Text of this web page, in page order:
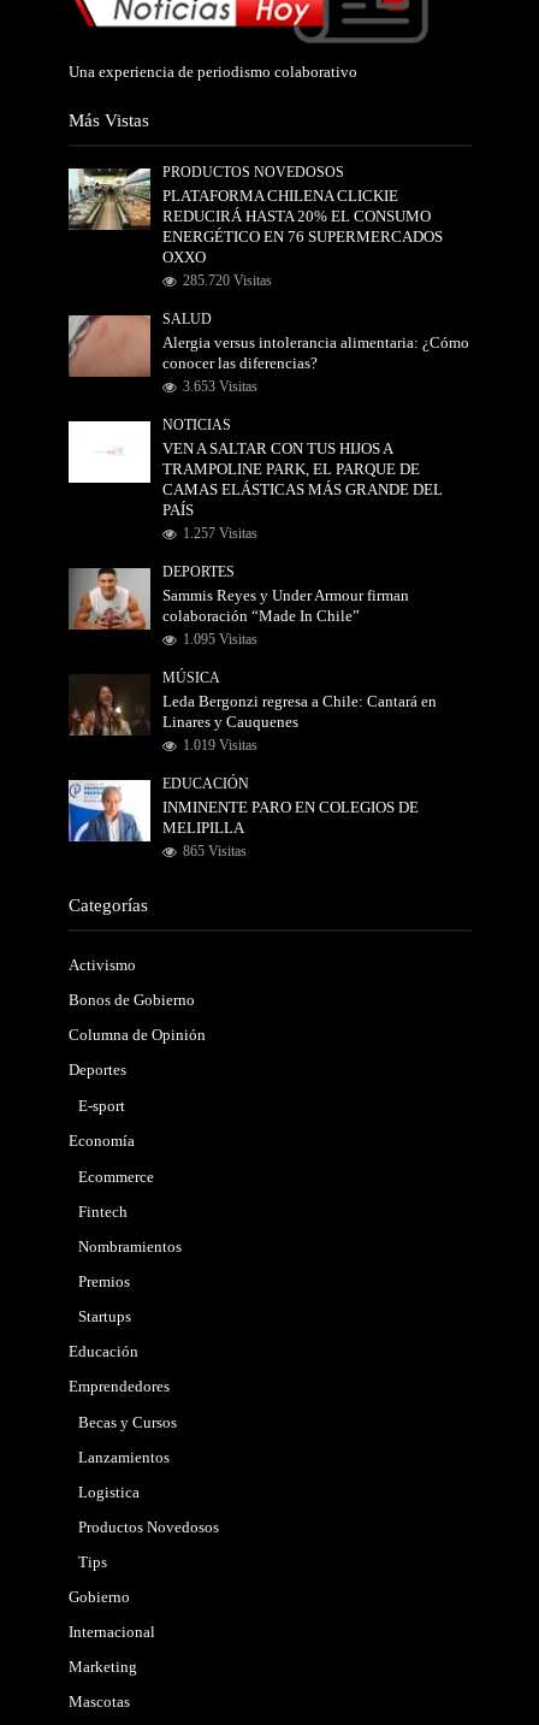
Una experiencia de periodismo colaborativo
Más Vistas
PRODUCTOS NOVEDOSOS
PLATAFORMA CHILENA CLICKIE
REDUCIRÁ HASTA 20% EL CONSUMO
ENERGÉTICO EN 76 SUPERMERCADOS
OXXO
285.720 Visitas
SALUD
Alergia versus intolerancia alimentaria: ¿Cómo
conocer las diferencias?
3.653 Visitas
NOTICIAS
VEN A SALTAR CON TUS HIJOS A
TRAMPOLINE PARK, EL PARQUE DE
CAMAS ELÁSTICAS MÁS GRANDE DEL
PAÍS
1.257 Visitas
DEPORTES
Sammis Reyes y Under Armour firman
colaboración “Made In Chile”
1.095 Visitas
MÚSICA
Leda Bergonzi regresa a Chile: Cantará en
Linares y Cauquenes
1.019 Visitas
EDUCACIÓN
INMINENTE PARO EN COLEGIOS DE
MELIPILLA
865 Visitas
Categorías
Activismo
Bonos de Gobierno
Columna de Opinión
Deportes
E-sport
Economía
Ecommerce
Fintech
Nombramientos
Premios
Startups
Educación
Emprendedores
Becas y Cursos
Lanzamientos
Logistica
Productos Novedosos
Tips
Gobierno
Internacional
Marketing
Mascotas